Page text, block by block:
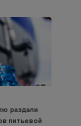
раздали
питьевой